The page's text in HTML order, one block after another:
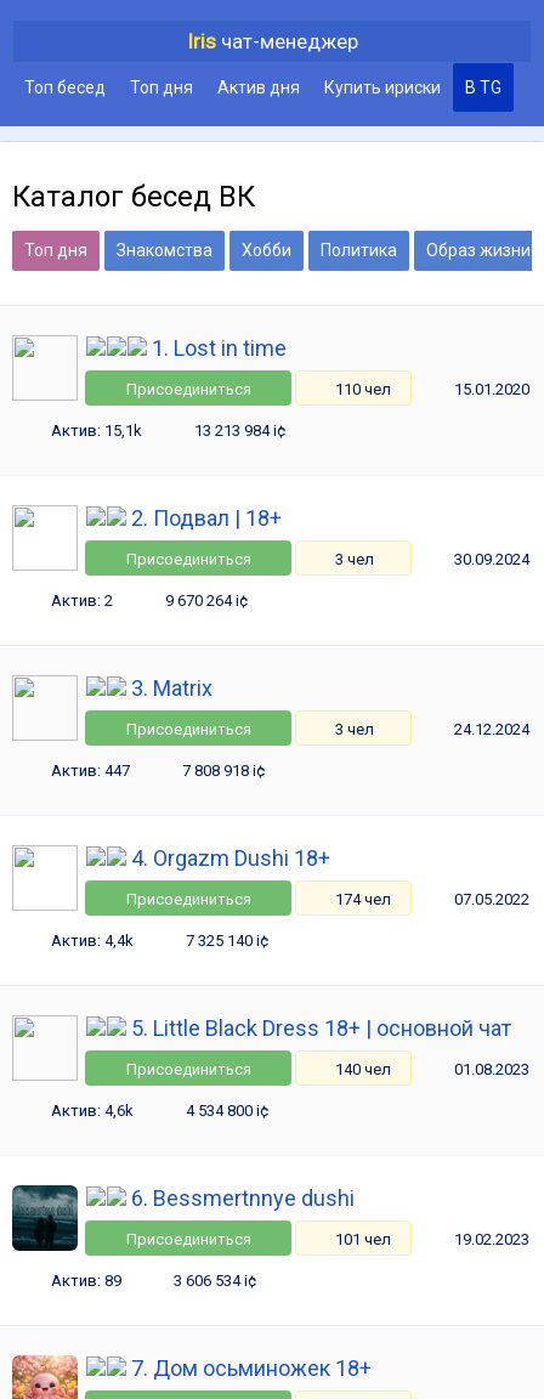
Irisчат-менеджер
Топ бесед Топ дня Актив дня Купить ириски В TG
Каталог бесед ВК
Топ дня Знакомства Хобби Политика Образ жизни
1. Lost in time
Присоединиться 110 чел 15.01.2020
Актив: 15,1k 13 213 984 i¢
2. Подвал | 18+
Присоединиться 3 чел 30.09.2024
Актив: 2 9 670 264 i¢
3. Matrix
Присоединиться 3 чел 24.12.2024
Актив: 447 7 808 918 i¢
4. Orgazm Dushi 18+
Присоединиться 174 чел 07.05.2022
Актив: 4,4k 7 325 140 i¢
5. Little Black Dress 18+ | основной чат
Присоединиться 140 чел 01.08.2023
Актив: 4,6k 4 534 800 i¢
6. Bessmertnnye dushi
Присоединиться 101 чел 19.02.2023
Актив: 89 3 606 534 i¢
7. Дом осьминожек 18+